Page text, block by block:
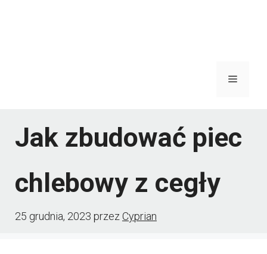
Menu
Jak zbudować piec
chlebowy z cegły
25 grudnia, 2023 przez Cyprian